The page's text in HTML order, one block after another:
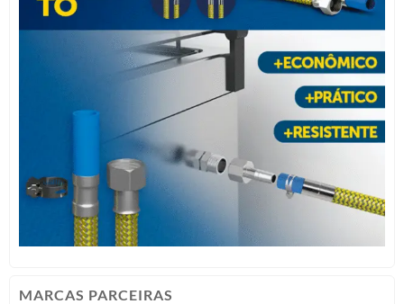
MARCAS PARCEIRAS